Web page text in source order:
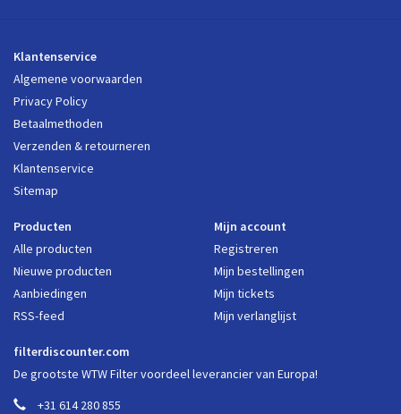
Klantenservice
Algemene voorwaarden
Privacy Policy
Betaalmethoden
Verzenden & retourneren
Klantenservice
Sitemap
Producten
Alle producten
Nieuwe producten
Aanbiedingen
RSS-feed
Mijn account
Registreren
Mijn bestellingen
Mijn tickets
Mijn verlanglijst
filterdiscounter.com
De grootste WTW Filter voordeel leverancier van Europa!
+31 614 280 855